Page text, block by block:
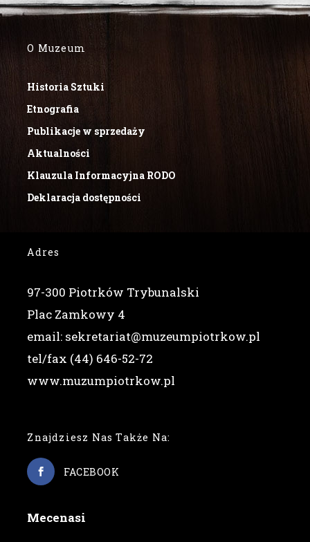
O Muzeum
Historia Sztuki
Etnografia
Publikacje w sprzedaży
Aktualności
Klauzula Informacyjna RODO
Deklaracja dostępności
Adres
97-300 Piotrków Trybunalski
Plac Zamkowy 4
email: sekretariat@muzeumpiotrkow.pl
tel/fax (44) 646-52-72
www.muzumpiotrkow.pl
Znajdziesz Nas Także Na:
FACEBOOK
Mecenasi